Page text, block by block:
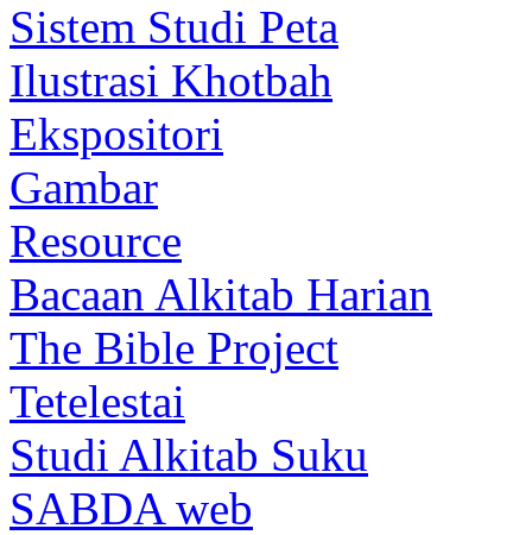
Sistem Studi Peta
Ilustrasi Khotbah
Ekspositori
Gambar
Resource
Bacaan Alkitab Harian
The Bible Project
Tetelestai
Studi Alkitab Suku
SABDA web